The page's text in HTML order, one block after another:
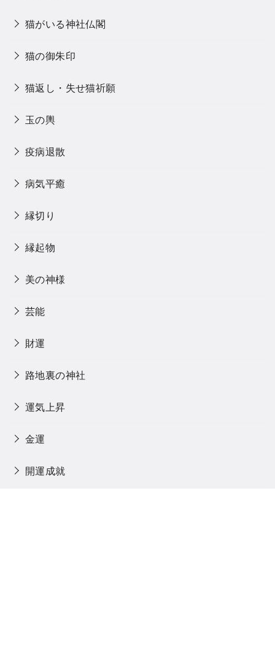
猫がいる神社仏閣
猫の御朱印
猫返し・失せ猫祈願
玉の輿
疫病退散
病気平癒
縁切り
縁起物
美の神様
芸能
財運
路地裏の神社
運気上昇
金運
開運成就